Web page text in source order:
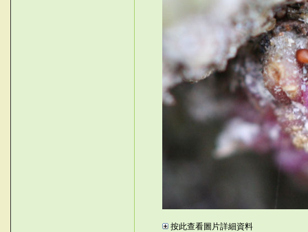
按此查看圖片詳細資料